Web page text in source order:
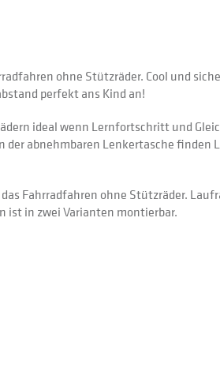
ohne Stützräder. Cool und
perfekt ans Kind an!
ideal wenn Lernfortschritt und
abnehmbaren Lenkertasche finden
Fahrradfahren ohne Stützräder.
ist in zwei Varianten montierbar.